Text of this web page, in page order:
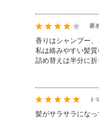
匿
香りはシャンプー
私は絡みやすい髪
詰め替えは半分に
ト
髪がサラサラにな